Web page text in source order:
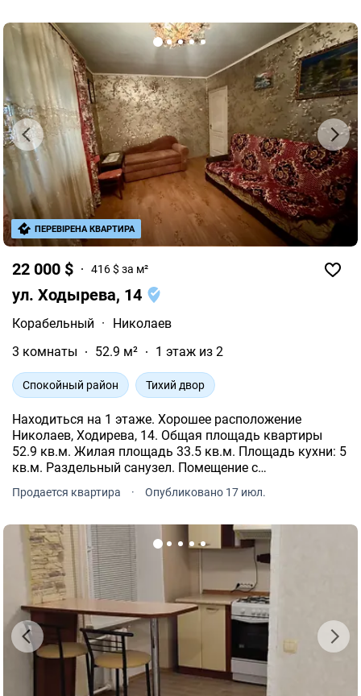
22 000 $ 416 $ за м²
ул. Ходырева, 14
Корабельный ·
Николаев
3 комнаты
52.9 м² 1 этаж из 2
Спокойный район Тихий двор
Находиться на 1 этаже. Хорошее расположение
Николаев, Ходирева, 14. Общая площадь квартиры
52.9 кв.м. Жилая площадь 33.5 кв.м. Площадь кухни: 5
кв.м. Раздельный санузел. Помещение с
централизованное. Индивидуальные счетчики: газ,
Продается квартира · Опубликовано 17 июл.
ПЕРЕВІРЕНА КВАРТИРА